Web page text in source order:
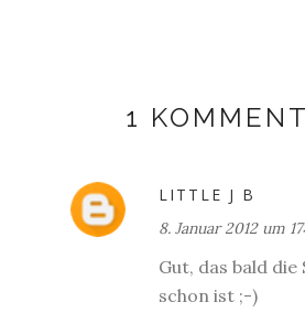
1
LITTLE J B
8. Januar 2012 um
Gut, das bald
schon ist ;-)